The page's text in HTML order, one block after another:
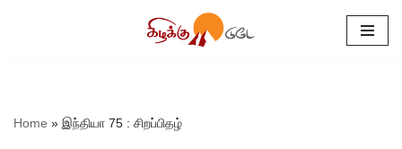
Home » இந்தியா 75 : சிறப்பிதழ்